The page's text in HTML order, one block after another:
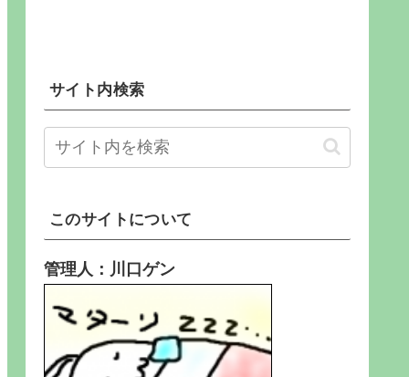
サイト内検索
このサイトについて
管理人：川口ゲン